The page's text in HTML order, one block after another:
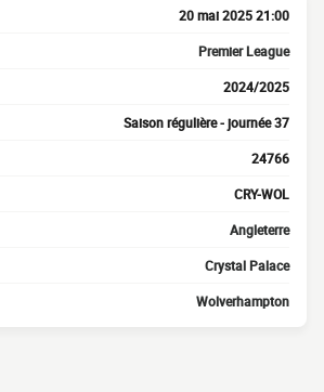
20 mai 2025 21:00
Premier League
2024/2025
Saison régulière - journée 37
24766
CRY-WOL
Angleterre
Crystal Palace
Wolverhampton